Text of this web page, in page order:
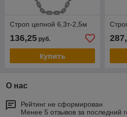
Строп цепной 6,3т-2,5м
136,25 руб.
Купить
О нас
Рейтинг не сформирован
Менее 5 отзывов за последний